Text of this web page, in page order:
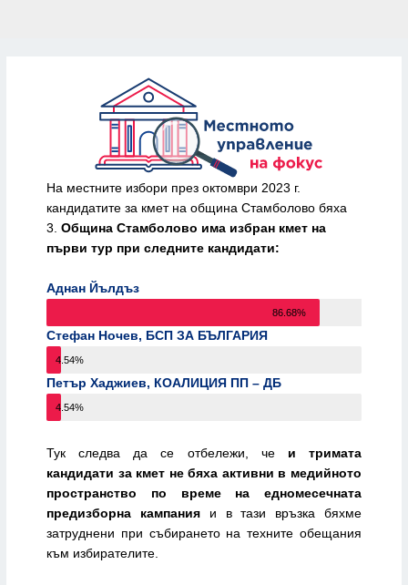
На местните избори през октомври 2023 г.
кандидатите за кмет на община Стамболово бяха
3.Община Стамболово има избран кмет на
първи тур при следните кандидати:
Аднан Йълдъз
86.68%
Стефан Ночев, БСП ЗА БЪЛГАРИЯ
4.54%
Петър Хаджиев, КОАЛИЦИЯ ПП – ДБ
4.54%
Тук следва да се отбележи, че и тримата
кандидати за кмет не бяха активни в медийното
пространство по време на едномесечната
предизборна кампанияи в тази връзка бяхме
затруднени при събирането на техните обещания
към избирателите.